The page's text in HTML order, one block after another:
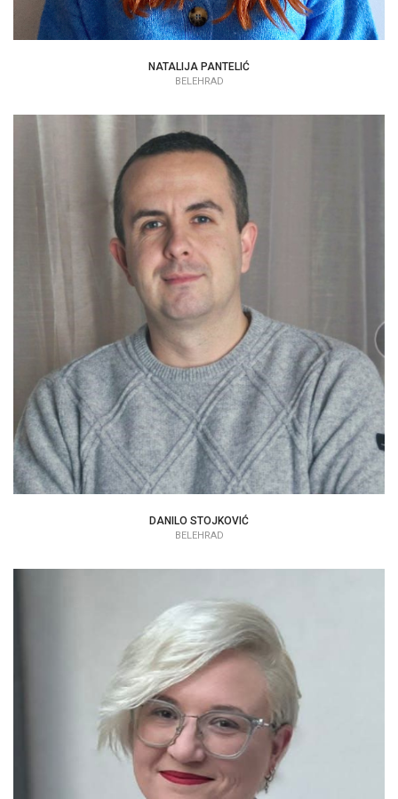
NATALIJA PANTELIĆ
BELEHRAD
DANILO STOJKOVIĆ
PSYCHOLÓG
DANILO STOJKOVIĆ
BELEHRAD
TIANA IVANOVSKA
PSYCHOLÓG | TERAPEUT